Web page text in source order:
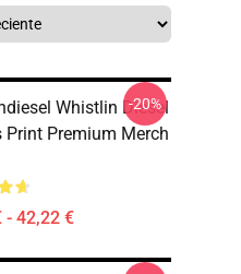
Whistlin Diesel
Print Premium Merch
- 42,22 €
-20%